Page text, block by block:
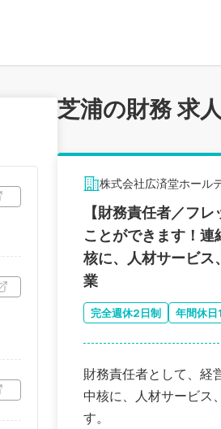
芝浦の財務 求
株式会社広済堂ホール
【財務責任者／フ
ことができます！
核に、人材サービス
業
完全週休2日制 年間休
財務責任者として、経
中核に、人材サービス
す。